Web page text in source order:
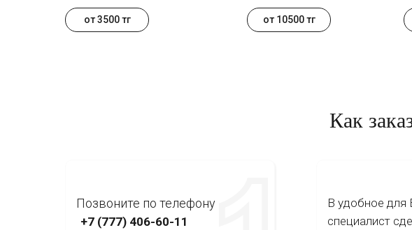
от 3500 тг от 10500 тг
Как
Позвоните по телефону
В удобное для
специалист
+7 (777) 406-60-11